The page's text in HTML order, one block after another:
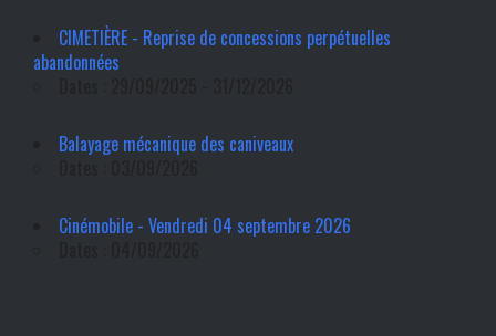
CIMETIÈRE - Reprise de concessions perpétuelles
abandonnées
Balayage mécanique des caniveaux
Cinémobile - Vendredi 04 septembre 2026